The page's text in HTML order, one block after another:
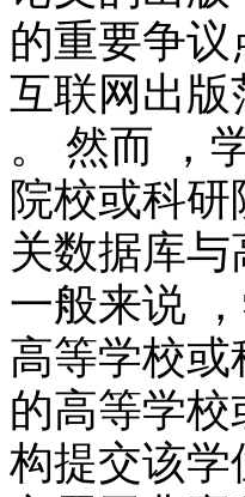
的重要争
互联网出版
。 然而 ，
院校或科
关数据库
一般来说
高等学校
的高等学
构提交该学